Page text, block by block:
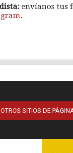
OTROS SITIOS DE